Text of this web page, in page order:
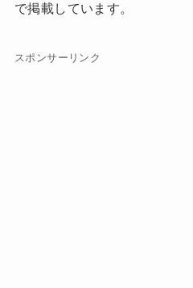
で掲載しています。
スポンサーリンク